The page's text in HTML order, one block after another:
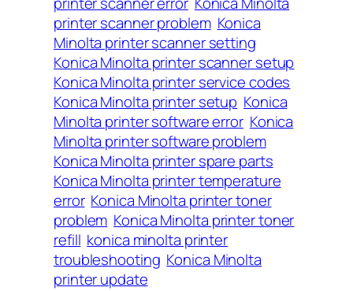
printer scanner problem Konica
Minolta printer scanner setting
Konica Minolta printer scanner setup
Konica Minolta printer service codes
Konica Minolta printer setup Konica
Minolta printer software error Konica
Minolta printer software problem
Konica Minolta printer spare parts
Konica Minolta printer temperature
error Konica Minolta printer toner
problem Konica Minolta printer toner
refill konica minolta printer
troubleshooting Konica Minolta
printer update